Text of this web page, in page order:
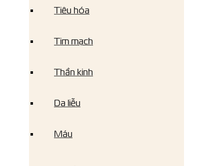
Tiêu hóa
Tim mạch
Thần kinh
Da liễu
Máu